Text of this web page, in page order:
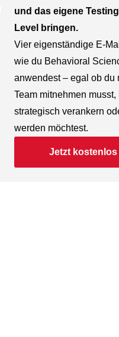
und das eigene
Level bringen.
Vier eigenständige E-
wie du Behavioral
anwendest – egal ob du
Team mitnehmen
strategisch verankern
werden möchtest.
Jetzt kostenlos